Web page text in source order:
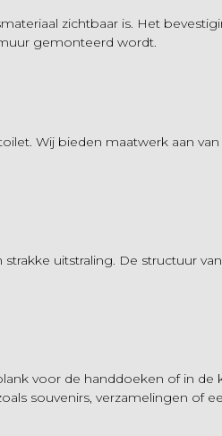
zichtbaar is. Het
gemonteerd wordt.
Wij bieden maatwerk aan
uitstraling. De structuur
voor de handdoeken of in de
souvenirs, verzamelingen of